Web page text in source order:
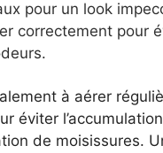
pour un look
correctement pour
à aérer
éviter
de moisissures.